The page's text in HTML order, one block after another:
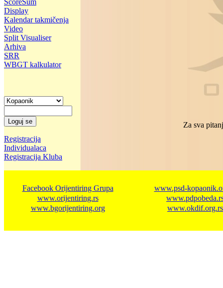
Display
Kalendar takmičenja
Video
Split Visualiser
Arhiva
SRR
WBGT kalkulator
Registracija
Individualaca
Registracija Kluba
Za sva
Facebook Orijentiring Grupa
www.orijentiring.rs
www.bgorijentiring.org
www.psd-
www.okdif.org.rs